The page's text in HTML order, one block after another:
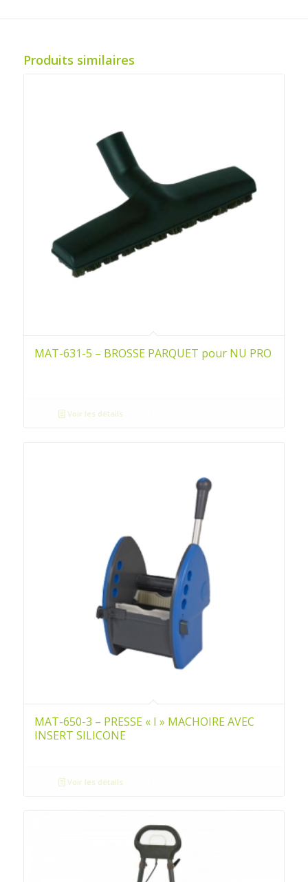
Produits similaires
MAT-631-5 – BROSSE PARQUET pour NU PRO
Voir les détails
MAT-650-3 – PRESSE « I » MACHOIRE AVEC
INSERT SILICONE
Voir les détails